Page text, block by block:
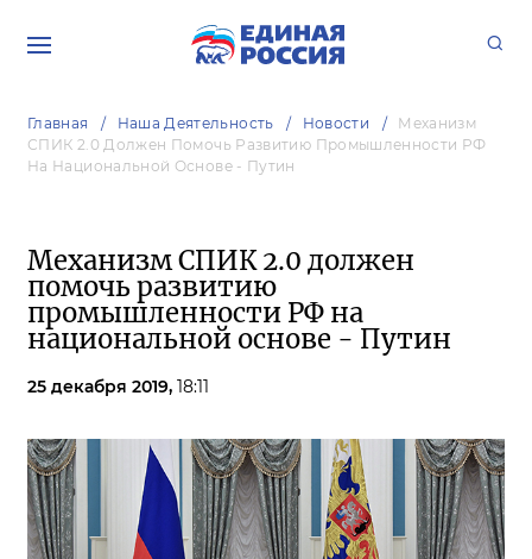
Главная Наша Деятельность Новости
Механизм
СПИК 2.0 Должен Помочь Развитию Промышленности РФ
На Национальной Основе - Путин
Механизм СПИК 2.0 должен
помочь развитию
промышленности РФ на
национальной основе - Путин
25 декабря 2019, 18:11